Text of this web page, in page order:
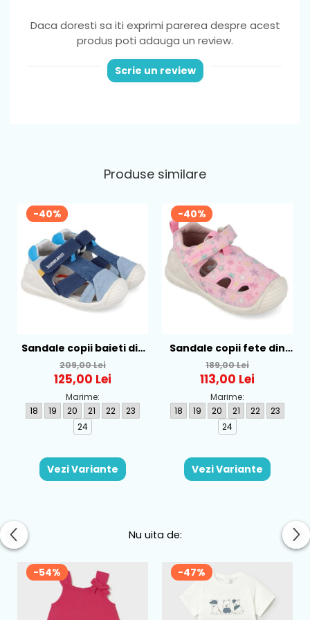
Greutate: foarte usori ,potriviti pentru
: din cauciuc, ce ofera protectie
Daca doresti sa iti exprimi parerea despre acest
produs poti adauga un review.
Scrie un review
Produse similare
-40%
Sandale copii baieti din
textil Biomecanics,
Albastru - 262186-A008
209,00 Lei
125,00 Lei
Marime:
18
19 20 21 22
23
24
Vezi Variante
-40%
Sandale copii fete din
textil Biomecanics, Roz -
262177-A032
189,00 Lei
113,00 Lei
Marime:
18
19 20 21 22
23
24
Vezi Variante
Nu uita de:
-54% -47%